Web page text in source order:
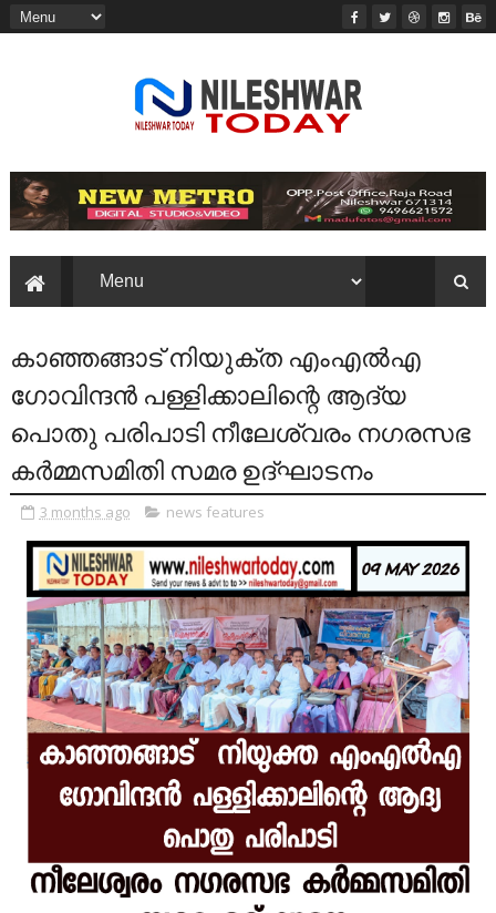
കാഞ്ഞങ്ങാട് നിയുക്ത എംഎൽഎ
ഗോവിന്ദൻ പള്ളിക്കാലിന്റെ ആദ്യ
പൊതു പരിപാടി നീലേശ്വരം നഗരസഭ
കർമ്മസമിതി സമര ഉദ്ഘാടനം
3 months ago news features